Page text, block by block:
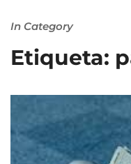
In Category
Etiqueta: